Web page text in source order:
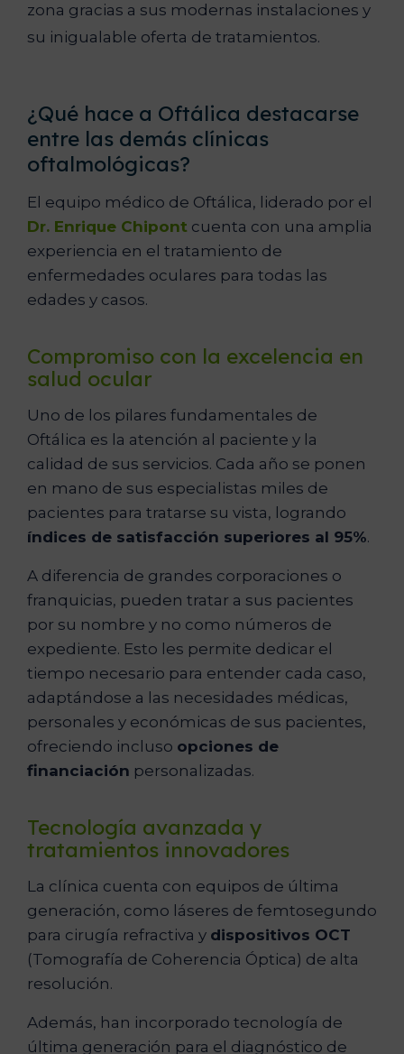
zona gracias a sus modernas instalaciones y
su inigualable oferta de tratamientos.
¿Qué hace a Oftálica destacarse
entre las demás clínicas
oftalmológicas?
El equipo médico de Oftálica, liderado por el
Dr. Enrique Chipont cuenta con una amplia
experiencia en el tratamiento de
enfermedades oculares para todas las
edades y casos.
Compromiso con la excelencia en
salud ocular
Uno de los pilares fundamentales de
Oftálica es la atención al paciente y la
calidad de sus servicios. Cada año se ponen
en mano de sus especialistas miles de
pacientes para tratarse su vista, logrando
índices de satisfacción superiores al 95%.
A diferencia de grandes corporaciones o
franquicias, pueden tratar a sus pacientes
por su nombre y no como números de
expediente. Esto les permite dedicar el
tiempo necesario para entender cada caso,
adaptándose a las necesidades médicas,
personales y económicas de sus pacientes,
ofreciendo incluso opciones de
financiación personalizadas.
Tecnología avanzada y
tratamientos innovadores
La clínica cuenta con equipos de última
generación, como láseres de femtosegundo
para cirugía refractiva y dispositivos OCT
(Tomografía de Coherencia Óptica) de alta
resolución.
Además, han incorporado tecnología de
última generación para el diagnóstico de